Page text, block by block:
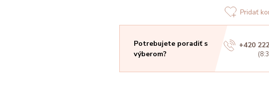
Pridať
Potrebujete poradiť s
výberom?
+420